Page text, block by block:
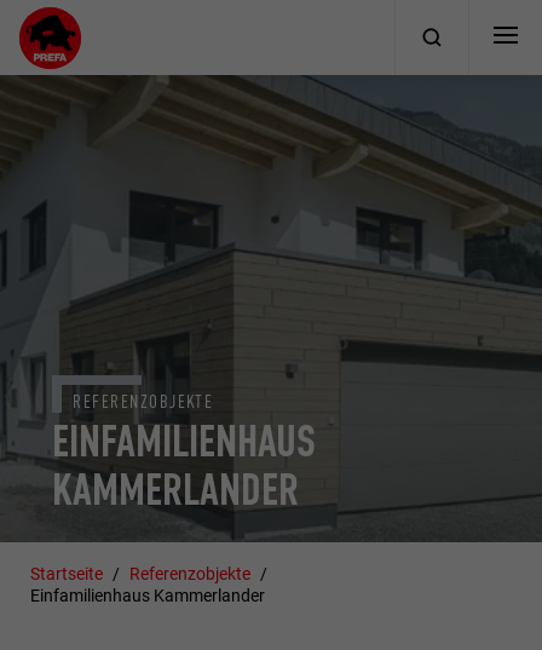
EINFAMILIENHAUS
KAMMERLANDER
REFERENZOBJEKTE
Startseite
Referenzobjekte
Einfamilienhaus Kammerlander